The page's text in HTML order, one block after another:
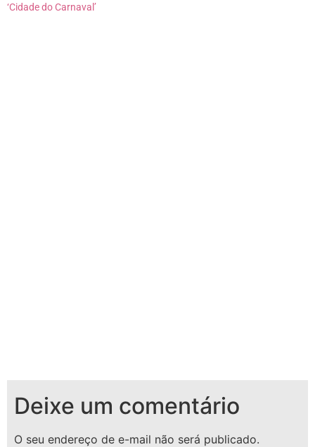
‘Cidade do Carnaval’
Deixe um comentário
O seu endereço de e-mail não será publicado.